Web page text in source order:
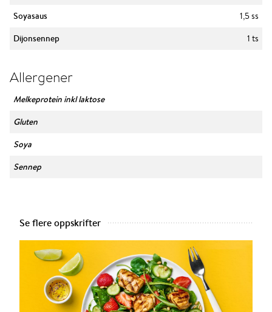
Soyasaus
1,5 ss
Dijonsennep
1 ts
Allergener
Melkeprotein inkl laktose
Gluten
Soya
Sennep
Se flere oppskrifter